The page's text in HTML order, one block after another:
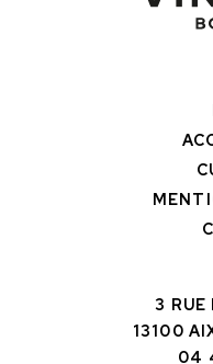
3 RUE
13100
04